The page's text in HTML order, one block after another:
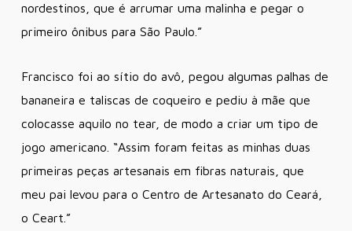
nordestinos, que é arrumar uma malinha e pegar o
primeiro ônibus para São Paulo.”
Francisco foi ao sítio do avô, pegou algumas palhas de
bananeira e taliscas de coqueiro e pediu à mãe que
colocasse aquilo no tear, de modo a criar um tipo de
jogo americano. “Assim foram feitas as minhas duas
primeiras peças artesanais em fibras naturais, que
meu pai levou para o Centro de Artesanato do Ceará,
o Ceart.”